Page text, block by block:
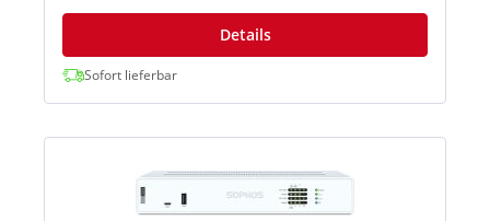
Details
Sofort lieferbar